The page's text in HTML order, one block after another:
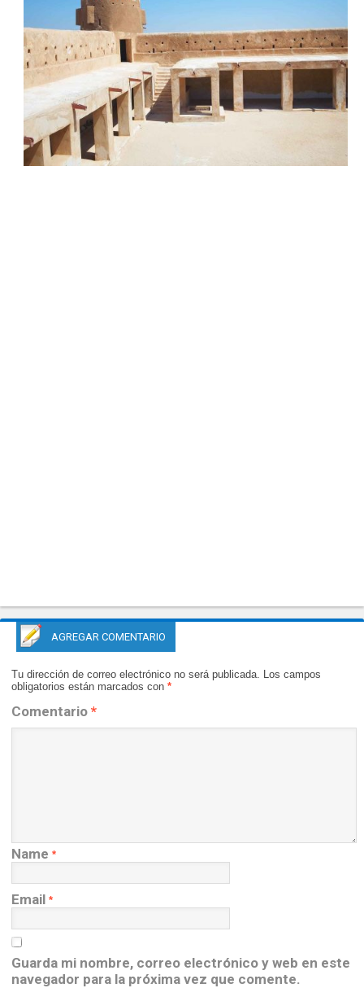
AGREGAR COMENTARIO
Tu dirección de correo electrónico no será publicada.
Los campos
obligatorios están marcados con *
Comentario *
Name *
Email *
Guarda mi nombre, correo electrónico y web en este
navegador para la próxima vez que comente.